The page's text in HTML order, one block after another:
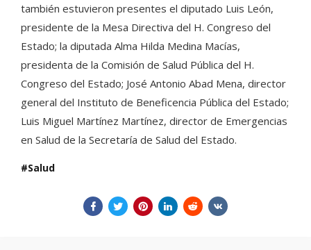
también estuvieron presentes el diputado Luis León,
presidente de la Mesa Directiva del H. Congreso del
Estado; la diputada Alma Hilda Medina Macías,
presidenta de la Comisión de Salud Pública del H.
Congreso del Estado; José Antonio Abad Mena, director
general del Instituto de Beneficencia Pública del Estado;
Luis Miguel Martínez Martínez, director de Emergencias
en Salud de la Secretaría de Salud del Estado.
Salud